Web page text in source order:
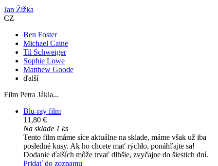
Jan Žižka
CZ
Ben Foster
Michael Caine
Til Schweiger
Sophie Lowe
Matthew Goode
ďalší
Film Petra Jákla...
Blu-ray film
11,80 €
Na sklade 1 ks
Tento film máme síce aktuálne na sklade, máme však už iba
posledné kusy. Ak ho chcete mať rýchlo, ponáhľajte sa!
Dodanie ďalších môže trvať dlhšie, zvyčajne do šiestich dní.
Pridať do zoznamu